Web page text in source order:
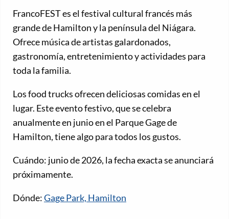
FrancoFEST es el festival cultural francés más
grande de Hamilton y la península del Niágara.
Ofrece música de artistas galardonados,
gastronomía, entretenimiento y actividades para
toda la familia.
Los food trucks ofrecen deliciosas comidas en el
lugar. Este evento festivo, que se celebra
anualmente en junio en el Parque Gage de
Hamilton, tiene algo para todos los gustos.
Cuándo: junio de 2026, la fecha exacta se anunciará
próximamente.
Dónde:Gage Park, Hamilton